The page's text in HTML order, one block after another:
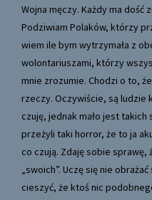
Wojna męczy. Każdy ma dość
Podziwiam Polaków, którzy
wiem ile bym wytrzymała z
wolontariuszami, którzy
mnie zrozumie. Chodzi o to,
rzeczy. Oczywiście, są ludzie
czuję, jednak mało jest
przeżyli taki horror, że to ja
co czują. Zdaję sobie sprawę,
„swoich”. Uczę się nie
cieszyć, że ktoś nic